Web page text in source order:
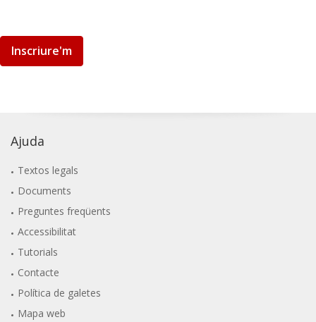
Inscriure'm
Ajuda
Textos legals
Documents
Preguntes freqüents
Accessibilitat
Tutorials
Contacte
Política de galetes
Mapa web